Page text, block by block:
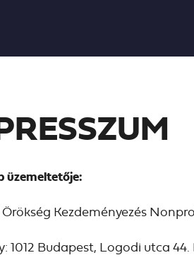
üzemeltetője:
Kezdeményezés
1012 Budapest, Logodi utca 44.